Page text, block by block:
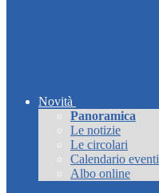
Novità
Panoramica
Le notizie
Le circolari
Calendario eventi
Albo online